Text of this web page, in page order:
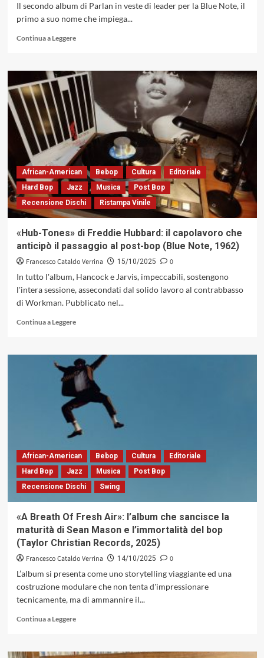
Il secondo album di Parlan in veste di leader per la Blue Note, il
primo a suo nome che impiega...
Continua a LeggereLeggi
su
Horace
Parlan
Quintet
con
«Speakin’
My
Piece»,
quando
l’hard
bop
suonava
con
l’anima
mano
(Blue
Note,
African-American Bebop Cultura
Editoriale
Hard Bop
Jazz Musica
Post Bop
Recensione Dischi
Ristampa Vinile
«Hub-Tones» di Freddie Hubbard: il capolavoro che
anticipò il passaggio al post-bop (Blue Note, 1962)
Francesco Cataldo Verrina 15/10/2025
0
In tutto l'album, Hancock e Jarvis, impeccabili, sostengono
l'intera sessione, assecondati dal solido lavoro al contrabbasso
di Workman. Pubblicato nel...
Continua a LeggereLeggi
su
«Hub-
Tones»
di
Freddie
Hubbard:
il
capolavoro
anticipò
il
passaggio
al
(Blue
Note,
1962)
African-American Bebop Cultura
Editoriale
Hard Bop
Jazz Musica
Post Bop
Recensione Dischi
Swing
«A Breath Of Fresh Air»: l’album che sancisce la
maturità di Sean Mason e l’immortalità del bop
(Taylor Christian Records, 2025)
Francesco Cataldo Verrina 14/10/2025
0
L’album si presenta come uno storytelling viaggiante ed una
costruzione modulare che non tenta d'impressionare
tecnicamente, ma di ammannire il...
Continua a LeggereLeggi
su